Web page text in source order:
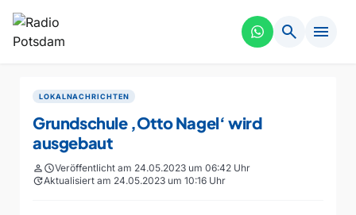
search menu
LOKALNACHRICHTEN
Grundschule ‚Otto Nagel‘ wird
ausgebaut
personscheduleVeröffentlicht am 24.05.2023 um 06:42 Uhr
updateAktualisiert am 24.05.2023 um 10:16 Uhr